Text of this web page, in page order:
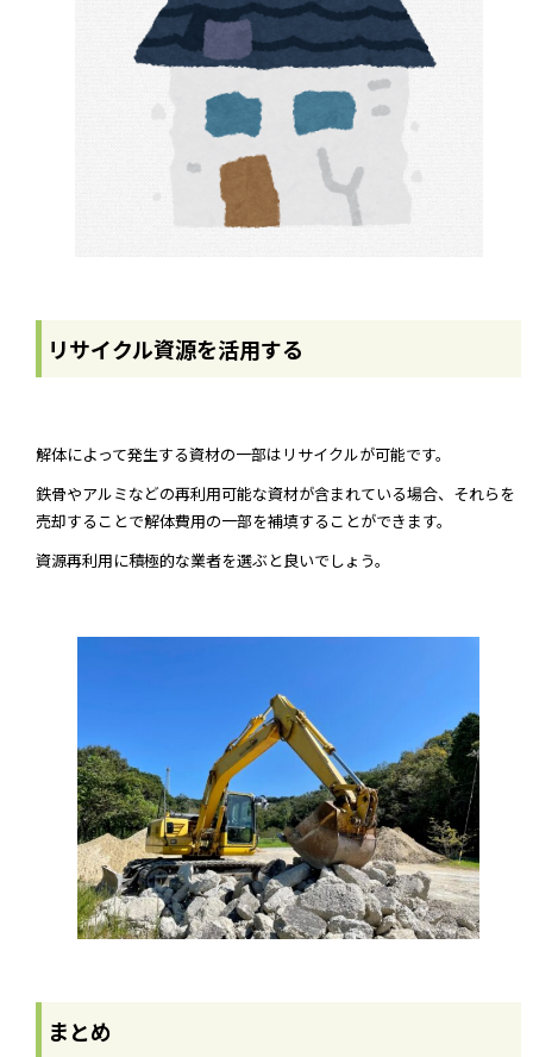
リサイクル資源を活用する
解体によって発生する資材の一部はリサイクルが可能です。
鉄骨やアルミなどの再利用可能な資材が含まれている場合、それらを
売却することで解体費用の一部を補填することができます。
資源再利用に積極的な業者を選ぶと良いでしょう。
まとめ